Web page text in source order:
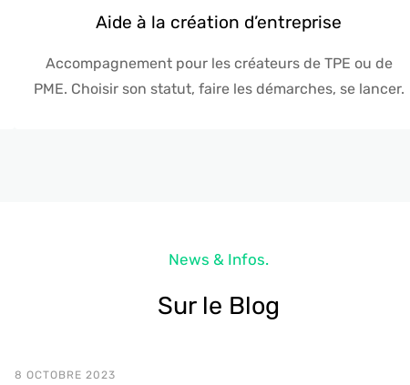
Aide à la création d’entreprise
Accompagnement pour les créateurs de TPE ou de
PME. Choisir son statut, faire les démarches, se lancer.
News & Infos.
Sur le Blog
8 OCTOBRE 2023